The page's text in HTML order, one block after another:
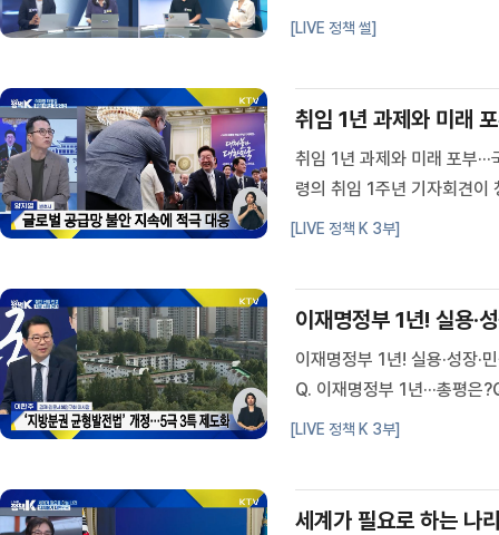
었습니다! 정책이야기를 쉽
[LIVE 정책 썰]
취임 1년 과제와 미래
취임 1년 과제와 미래 포부
령의 취임 1주년 기자회견이
앞으로 나아갈 국정의 방향
[LIVE 정책 K 3부]
이재명정부 1년! 실용·
이재명정부 1년! 실용·성장·
Q. 이재명정부 1년···총평은
목 되나?Q. 성장·분배 선순
[LIVE 정책 K 3부]
세계가 필요로 하는 나